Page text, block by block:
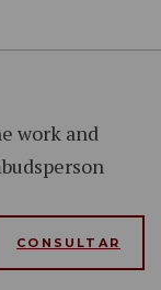
work and
CONSULTAR